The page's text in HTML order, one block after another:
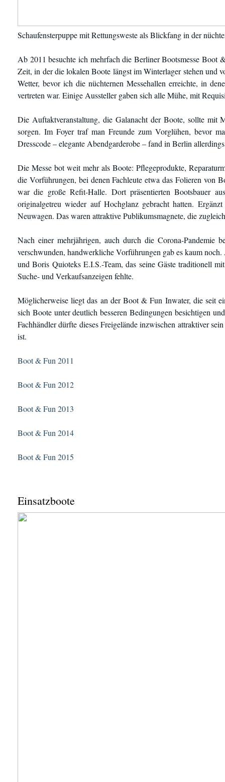
Schaufensterpuppe mit Rettungsweste als Blickfang in der
Ab 2011 besuchte ich mehrfach die Berliner Bootsmesse Boot
Zeit, in der die lokalen Boote längst im Winterlager stehen und
Wetter, bevor ich die nüchternen Messehallen erreichte, in
vertreten war. Einige Aussteller gaben sich alle Mühe, mit
Die Auftaktveranstaltung, die Galanacht der Boote, sollte mit
sorgen. Im Foyer traf man Freunde zum Vorglühen, bevor
Dresscode – elegante Abendgarderobe – fand in Berlin
Die Messe bot weit mehr als Boote: Pflegeprodukte,
die Vorführungen, bei denen Fachleute etwa das Folieren von
war die große Refit-Halle. Dort präsentierten Bootsbauer
originalgetreu wieder auf Hochglanz gebracht hatten.
Neuwagen. Das waren attraktive Publikumsmagnete, die
Nach einer mehrjährigen, auch durch die Corona-Pandemie
verschwunden, handwerkliche Vorführungen gab es kaum
und Boris Quioteks E.I.S.-Team, das seine Gäste traditionell
Suche- und Verkaufsanzeigen fehlte.
Möglicherweise liegt das an der Boot & Fun Inwater, die seit
sich Boote unter deutlich besseren Bedingungen besichtigen
Fachhändler dürfte dieses Freigelände inzwischen attraktiver
ist.
Boot & Fun 2011
Boot & Fun 2012
Boot & Fun 2013
Boot & Fun 2014
Boot & Fun 2015
Einsatzboote